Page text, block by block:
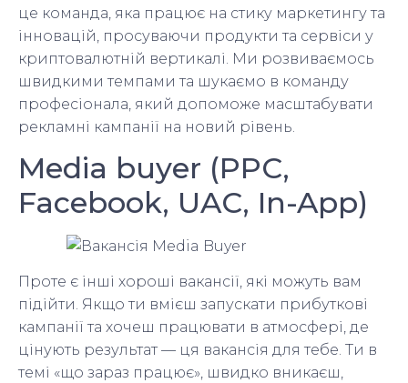
це команда, яка працює на стику маркетингу та
інновацій, просуваючи продукти та сервіси у
криптовалютній вертикалі. Ми розвиваємось
швидкими темпами та шукаємо в команду
професіонала, який допоможе масштабувати
рекламні кампанії на новий рівень.
Media buyer (PPC,
Facebook, UAC, In-App)
Проте є інші хороші вакансії, які можуть вам
підійти. Якщо ти вмієш запускати прибуткові
кампанії та хочеш працювати в атмосфері, де
цінують результат — ця вакансія для тебе. Ти в
темі «що зараз працює», швидко вникаєш,